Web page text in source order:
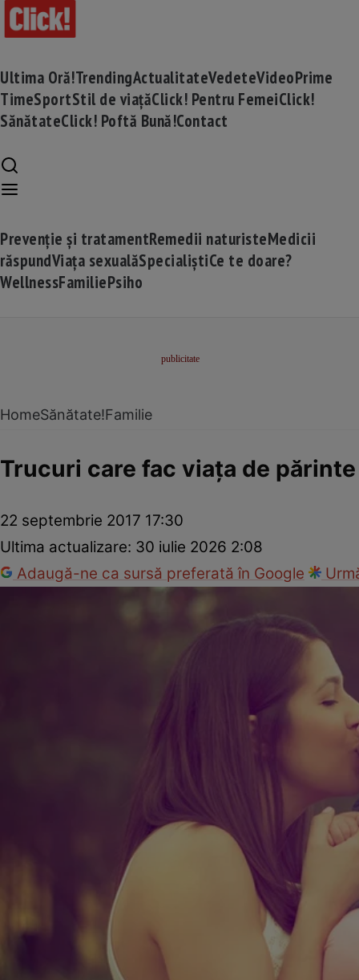
Ultima Oră!TrendingActualitateVedeteVideoPrime
TimeSportStil de viațăClick! Pentru FemeiClick!
SănătateClick! Poftă Bună!Contact
Prevenție și tratamentRemedii naturisteMedicii
răspundViața sexualăSpecialiștiCe te doare?
WellnessFamiliePsiho
HomeSănătate!Familie
Trucuri care fac viaţa de
22 septembrie 2017 17:30
Ultima actualizare: 30 iulie 2026 2:08
Adaugă-ne ca sursă preferată în Google